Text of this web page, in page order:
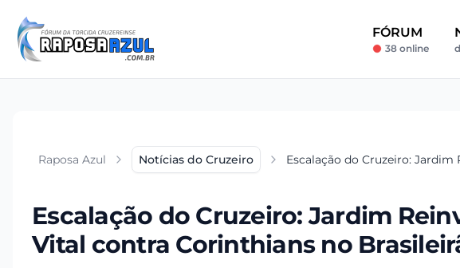
FÓRUM
38 online
Raposa Azul Notícias do Cruzeiro Escalação do Cruzeiro:
Escalação do Cruzeiro: Jardim
Vital contra Corinthians no